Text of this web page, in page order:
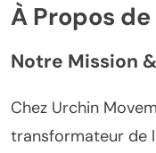
À Propos
Notre Mission
Chez Urchin
transformateur de